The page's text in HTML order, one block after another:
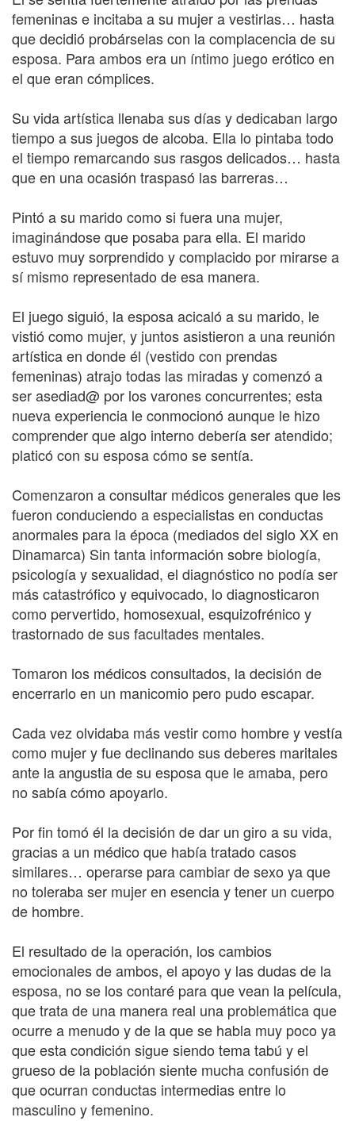
femeninas e incitaba a su mujer a vestirlas… hasta
que decidió probárselas con la complacencia de su
esposa. Para ambos era un íntimo juego erótico en
el que eran cómplices.
Su vida artística llenaba sus días y dedicaban largo
tiempo a sus juegos de alcoba. Ella lo pintaba todo
el tiempo remarcando sus rasgos delicados… hasta
que en una ocasión traspasó las barreras…
Pintó a su marido como si fuera una mujer,
imaginándose que posaba para ella. El marido
estuvo muy sorprendido y complacido por mirarse a
sí mismo representado de esa manera.
El juego siguió, la esposa acicaló a su marido, le
vistió como mujer, y juntos asistieron a una reunión
artística en donde él (vestido con prendas
femeninas) atrajo todas las miradas y comenzó a
ser asediad@ por los varones concurrentes; esta
nueva experiencia le conmocionó aunque le hizo
comprender que algo interno debería ser atendido;
platicó con su esposa cómo se sentía.
Comenzaron a consultar médicos generales que les
fueron conduciendo a especialistas en conductas
anormales para la época (mediados del siglo XX en
Dinamarca) Sin tanta información sobre biología,
psicología y sexualidad, el diagnóstico no podía ser
más catastrófico y equivocado, lo diagnosticaron
como pervertido, homosexual, esquizofrénico y
trastornado de sus facultades mentales.
Tomaron los médicos consultados, la decisión de
encerrarlo en un manicomio pero pudo escapar.
Cada vez olvidaba más vestir como hombre y vestía
como mujer y fue declinando sus deberes maritales
ante la angustia de su esposa que le amaba, pero
no sabía cómo apoyarlo.
Por fin tomó él la decisión de dar un giro a su vida,
gracias a un médico que había tratado casos
similares… operarse para cambiar de sexo ya que
no toleraba ser mujer en esencia y tener un cuerpo
de hombre.
El resultado de la operación, los cambios
emocionales de ambos, el apoyo y las dudas de la
esposa, no se los contaré para que vean la película,
que trata de una manera real una problemática que
ocurre a menudo y de la que se habla muy poco ya
que esta condición sigue siendo tema tabú y el
grueso de la población siente mucha confusión de
que ocurran conductas intermedias entre lo
masculino y femenino.